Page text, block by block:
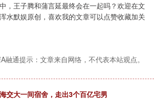
，王子腾和蒲言延最终会在一起吗？欢迎在文
水默娱原创，喜欢我的文章可以点赞收藏加关
融通提示：文章来自网络，不代表本站观点。
交大一间宿舍，走出3个百亿宅男